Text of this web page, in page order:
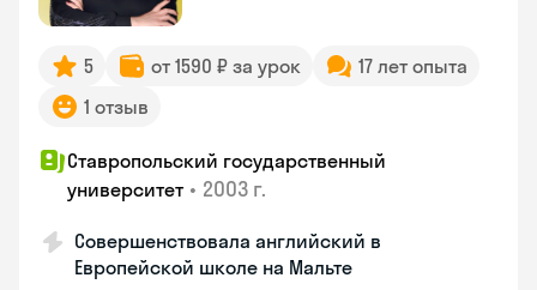
5 от 1590 ₽ за урок
17 лет опыта
1 отзыв
Ставропольский государственный
университет • 2003 г.
Совершенствовала английский в
Европейской школе на Мальте